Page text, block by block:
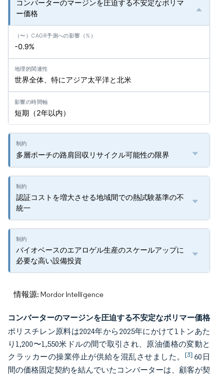
コンバーターのマージンを圧迫する不安定なポリマ
ー価格
-0.9%
世界全体、特にアジア太平洋と北米
短期（2年以内）
多層ポーチの路肩回収リサイクル可能性の限界
認証コストを増大させる地域間での熱試験基準の不
統一
バイオベースのエアロゲル生産のスケールアップに
必要な高い設備投資
情報源: Mordor Intelligence
コンバーターのマージンを圧迫する不安定なポリマー価格
ポリスチレン原料は2024年から2025年にかけて1トンあた
り1,200〜1,550米ドルの間で取引され、原油価格の変動と
クラッカーの操業停止が供給を混乱させました。 [3] 60日
間の価格固定契約を結んでいたコンバーターは、顧客が契